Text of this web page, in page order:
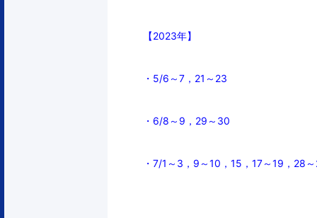
【2023年】
・5/6～7， 21～23
・6/8～9，29～30
・7/1～3，9～10，15，17～19，28